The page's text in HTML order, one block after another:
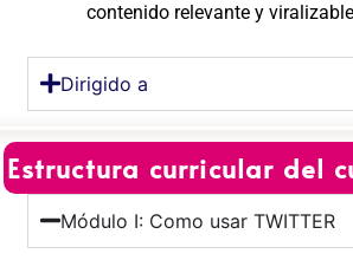
contenido relevante y
Dirigido a
Estructura curricular del
Módulo I: Como usar TWITTER